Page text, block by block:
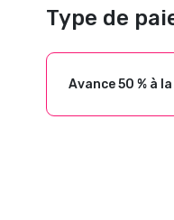
Type de
Avance 50 % à